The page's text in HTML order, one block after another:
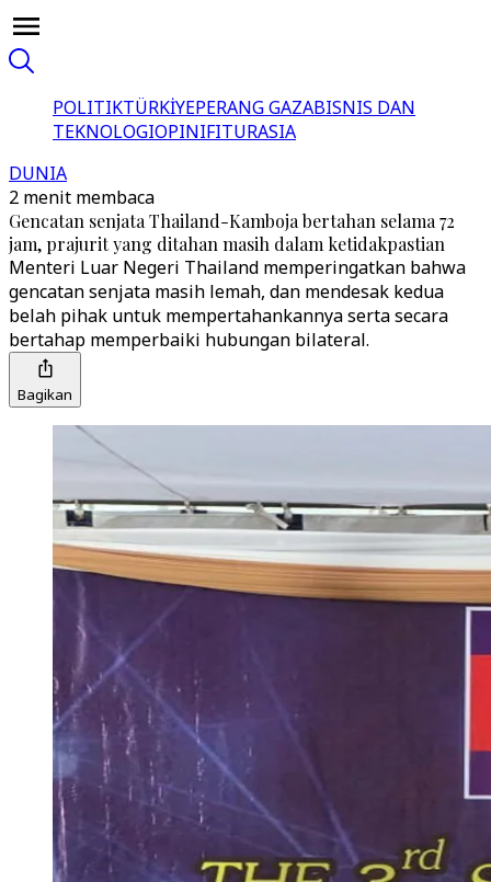
POLITIKTÜRKİYEPERANG GAZABISNIS DAN
TEKNOLOGIOPINIFITURASIA
DUNIA
2 menit membaca
Gencatan senjata Thailand-Kamboja bertahan selama 72
jam, prajurit yang ditahan masih dalam ketidakpastian
Menteri Luar Negeri Thailand memperingatkan bahwa
gencatan senjata masih lemah, dan mendesak kedua
belah pihak untuk mempertahankannya serta secara
bertahap memperbaiki hubungan bilateral.
Bagikan